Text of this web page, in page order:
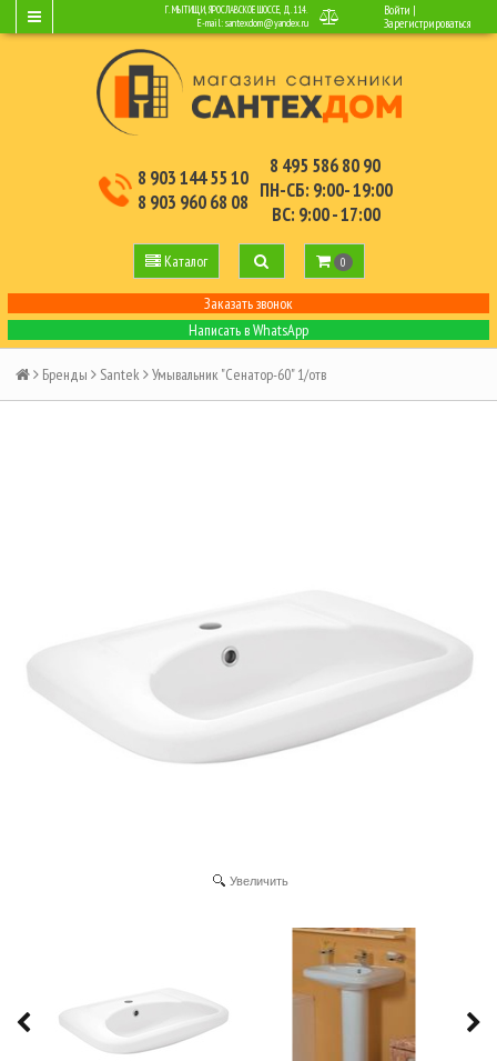
Г. МЫТИЩИ, ЯРОСЛАВСКОЕ ШОССЕ, Д.114.
E-mail:santexdom@yandex.ru
Войти |
Зарегистрироваться
8 903 144 55 10
8 903 960 68 08
8 495 586 80 90
ПН-СБ: 9:00- 19:00
ВС: 9:00 - 17:00
Каталог 0
Заказать звонок
Написать в WhatsApp
Бренды Santek Умывальник "Сенатор-60" 1/отв
Увеличить